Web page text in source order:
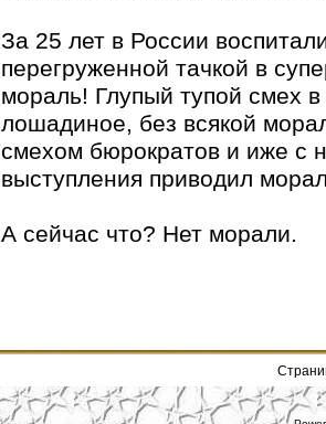
За 25 лет в России
перегруженной тачкой в
мораль! Глупый тупой смех
лошадиное, без всякой
смехом бюрократов и иже с
выступления приводил
А сейчас что? Нет морали.